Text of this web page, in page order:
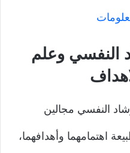
النفسي وعلم
النفسي مجالين
اهتمامهما وأهدافهما،